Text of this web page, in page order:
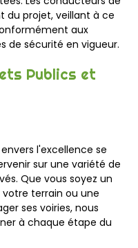
du projet, veillant à ce
aux
de sécurité en vigueur.
Publics et
l'excellence se
sur une variété de
Que vous soyez un
terrain ou une
ses voiries, nous
à chaque étape du